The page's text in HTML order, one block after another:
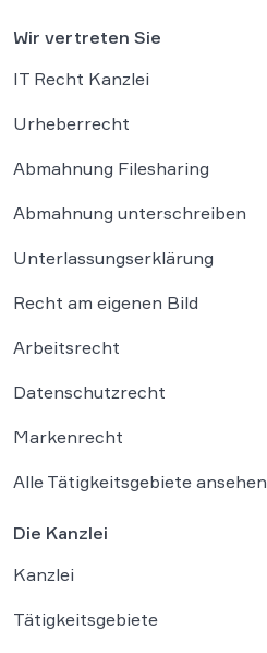
Wir vertreten Sie
IT Recht Kanzlei
Urheberrecht
Abmahnung Filesharing
Abmahnung unterschreiben
Unterlassungserklärung
Recht am eigenen Bild
Arbeitsrecht
Datenschutzrecht
Markenrecht
Alle Tätigkeitsgebiete ansehen
Die Kanzlei
Kanzlei
Tätigkeitsgebiete